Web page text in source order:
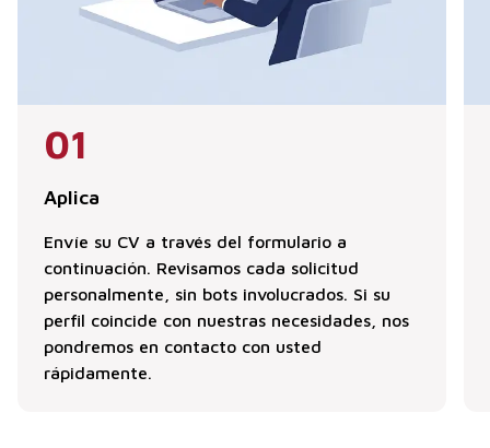
01
Aplica
Envíe su CV a través del formulario a
continuación. Revisamos cada solicitud
personalmente, sin bots involucrados. Si su
perfil coincide con nuestras necesidades, nos
pondremos en contacto con usted
rápidamente.